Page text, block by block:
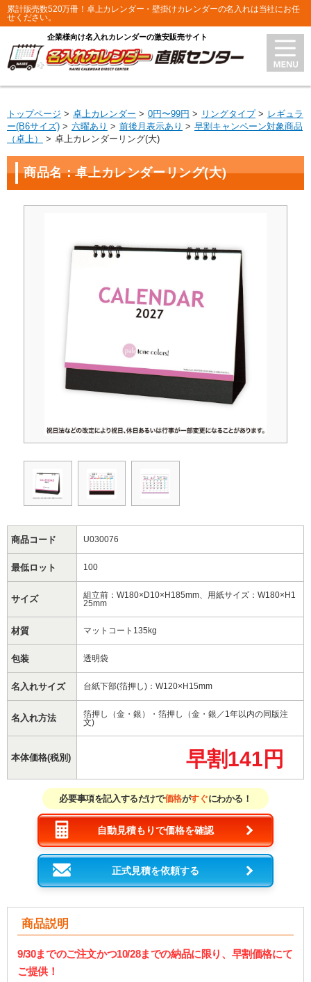
累計販売数520万冊！卓上カレンダー・壁掛けカレンダーの名入れは当社にお任
せください。
企業様向け名入れカレンダーの激安販売サイト
トップページ 卓上カレンダー 0円〜99円 リングタイプ
レギュラ
ー(B6サイズ)
六曜あり 前後月表示あり
早割キャンペーン対象商品
（卓上）
卓上カレンダーリング(大)
商品名：卓上カレンダーリング(大)
商品コード U030076
最低ロット 100
サイズ
組立前：W180×D10×H185mm、用紙サイズ：W180×H1
25mm
材質 マットコート135kg
包装 透明袋
名入れサイズ 台紙下部(箔押し)：W120×H15mm
名入れ方法
箔押し（金・銀）・箔押し（金・銀／1年以内の同版注
文)
本体価格(税別) 早割141円
必要事項を記入するだけで価格がすぐにわかる！
自動見積もりで価格を確認
正式見積を依頼する
商品説明
9/30までのご注文かつ10/28までの納品に限り、早割価格にて
ご提供！